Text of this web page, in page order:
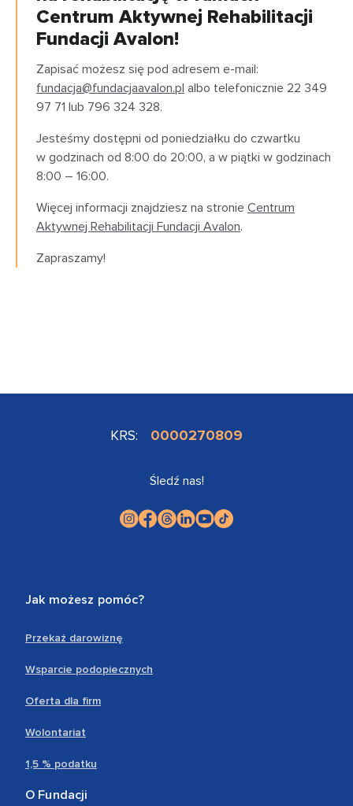
Centrum Aktywnej Rehabilitacji
Fundacji Avalon!
Zapisać możesz się pod adresem e-mail:
fundacja@fundacjaavalon.pl albo telefonicznie 22 349
97 71 lub 796 324 328.
Jesteśmy dostępni od poniedziałku do czwartku
w godzinach od 8:00 do 20:00, a w piątki w godzinach
8:00 – 16:00.
Więcej informacji znajdziesz na stronie Centrum
Aktywnej Rehabilitacji Fundacji Avalon.
Zapraszamy!
KRS: 0000270809
Śledź nas!
Jak możesz pomóc?
Przekaż darowiznę
Wsparcie podopiecznych
Oferta dla firm
Wolontariat
1,5 % podatku
O Fundacji